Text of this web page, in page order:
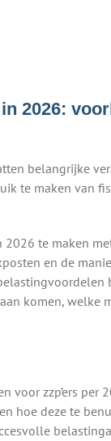
2026:
belangrijke
te maken van
te maken
en de
komen,
voor zzp’ers per
hoe deze te